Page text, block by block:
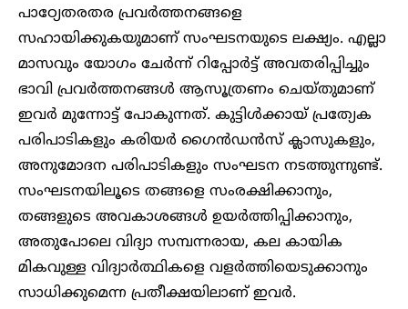
പാഠ്യേതരതര പ്രവർത്തനങ്ങളെ
സഹായിക്കുകയുമാണ് സംഘടനയുടെ ലക്ഷ്യം. എല്ലാ
മാസവും യോഗം ചേർന്ന് റിപ്പോർട്ട്‌ അവതരിപ്പിച്ചും
ഭാവി പ്രവർത്തനങ്ങൾ ആസൂത്രണം ചെയ്തുമാണ്
ഇവർ മുന്നോട്ട് പോകുന്നത്. കുട്ടിൾക്കായ് പ്രത്യേക
പരിപാടികളും കരിയർ ഗൈൻഡൻസ് ക്ലാസുകളും,
അനുമോദന പരിപാടികളും സംഘടന നടത്തുന്നുണ്ട്.
സംഘടനയിലൂടെ തങ്ങളെ സംരക്ഷിക്കാനും,
തങ്ങളുടെ അവകാശങ്ങൾ ഉയർത്തിപ്പിക്കാനും,
അതുപോലെ വിദ്യാ സമ്പന്നരായ, കല കായിക
മികവുള്ള വിദ്യാർത്ഥികളെ വളർത്തിയെടുക്കാനും
സാധിക്കുമെന്ന പ്രതീക്ഷയിലാണ് ഇവർ.